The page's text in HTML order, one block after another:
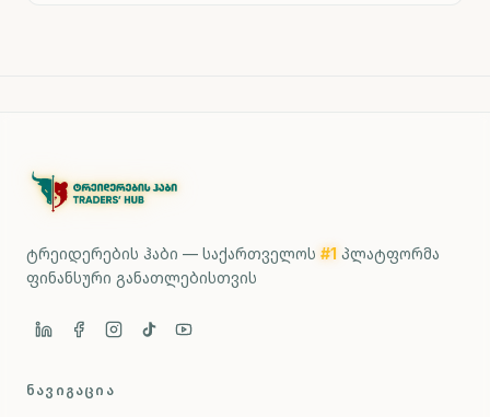
ტრეიდერების ჰაბი — საქართველოს #1 პლატფორმა
ფინანსური განათლებისთვის
ᲜᲐᲕᲘᲒᲐᲪᲘᲐ